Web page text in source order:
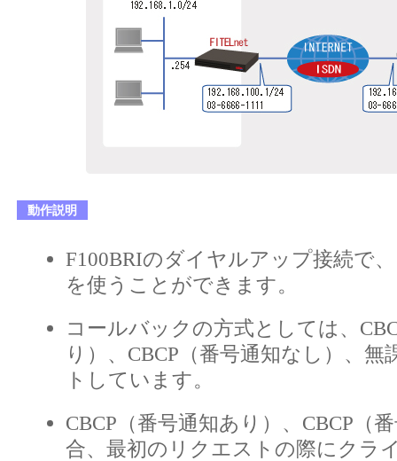
動作説明
F100BRIのダイヤルアップ接続で
を使うことができます。
コールバックの方式としては、
り）、CBCP（番号通知なし）、
トしています。
CBCP（番号通知あり）、CBCP（
合、最初のリクエストの際にクラ